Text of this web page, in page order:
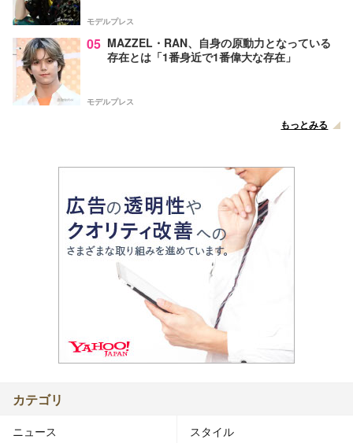
モデルプレス
05 MAZZEL・RAN、自身の原動力となっている
存在とは「1番身近で1番偉大な存在」
モデルプレス
もっとみる
カテゴリ
ニュース スタイル